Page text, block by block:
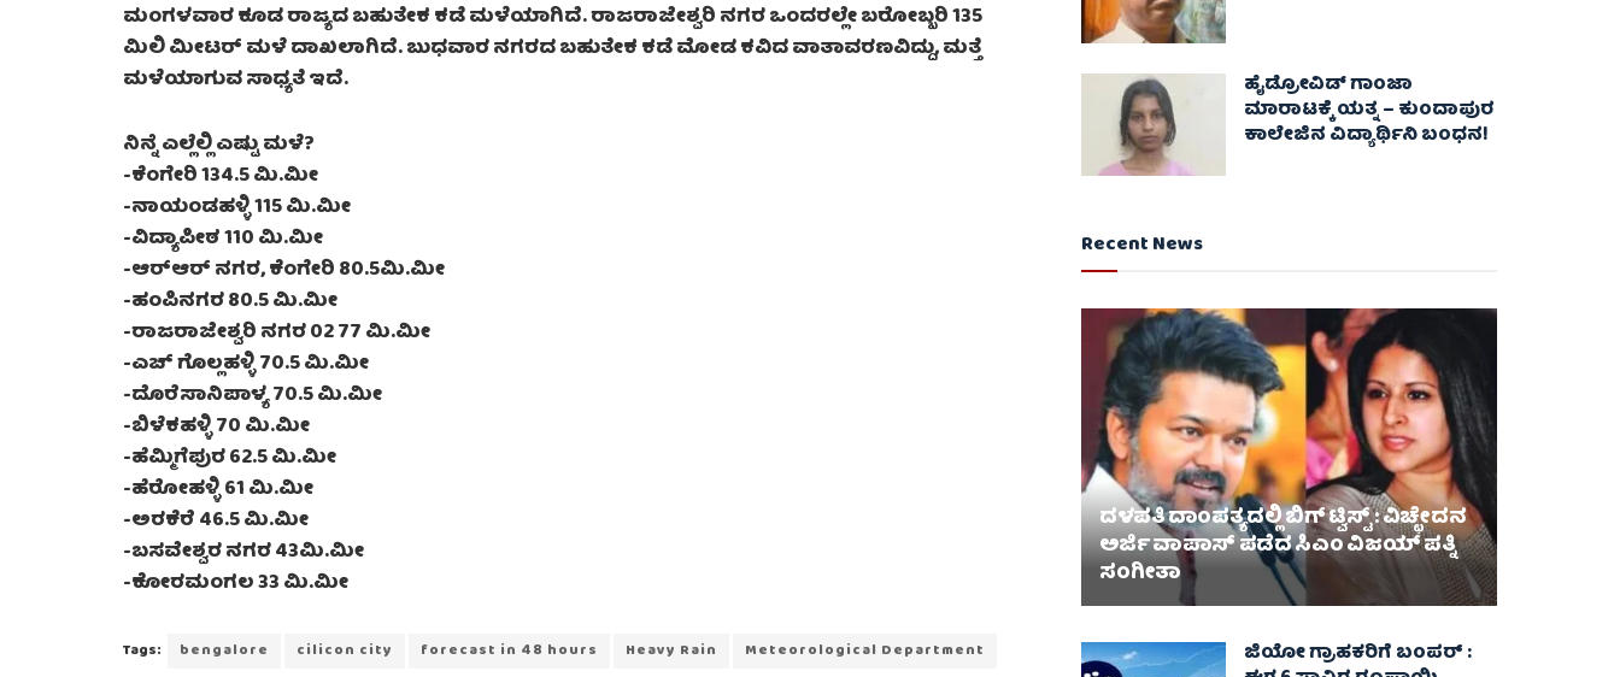
ಮಂಗಳವಾರ ಕೂಡ ರಾಜ್ಯದ ಬಹುತೇಕ ಕಡೆ ಮಳೆಯಾಗಿದೆ. ರಾಜರಾಜೇಶ್ವರಿ ನಗರ ಒಂದರಲ್ಲೇ ಬರೋಬ್ಬರಿ 135
ಮಿಲಿ ಮೀಟರ್ ಮಳೆ ದಾಖಲಾಗಿದೆ. ಬುಧವಾರ ನಗರದ ಬಹುತೇಕ ಕಡೆ ಮೋಡ ಕವಿದ ವಾತಾವರಣವಿದ್ದು, ಮತ್ತೆ
ಮಳೆಯಾಗುವ ಸಾಧ್ಯತೆ ಇದೆ.
ನಿನ್ನೆ ಎಲ್ಲೆಲ್ಲಿ ಎಷ್ಟು ಮಳೆ?
-ಕೆಂಗೇರಿ 134.5 ಮಿ.ಮೀ
-ನಾಯಂಡಹಳ್ಳಿ 115 ಮಿ.ಮೀ
-ವಿದ್ಯಾಪೀಠ 110 ಮಿ.ಮೀ
-ಆರ್‌ಆರ್‌ ನಗರ, ಕೆಂಗೇರಿ 80.5ಮಿ.ಮೀ
-ಹಂಪಿನಗರ 80.5 ಮಿ.ಮೀ
-ರಾಜರಾಜೇಶ್ವರಿ ನಗರ 02 77 ಮಿ.ಮೀ
-ಎಚ್‌ ಗೊಲ್ಲಹಳ್ಳಿ 70.5 ಮಿ.ಮೀ
-ದೊರೆಸಾನಿಪಾಳ್ಯ 70.5 ಮಿ.ಮೀ
-ಬಿಳೆಕಹಳ್ಳಿ 70 ಮಿ.ಮೀ
-ಹೆಮ್ಮಿಗೆಪುರ 62.5 ಮಿ.ಮೀ
-ಹೆರೋಹಳ್ಳಿ 61 ಮಿ.ಮೀ
-ಅರಕೆರೆ 46.5 ಮಿ.ಮೀ
-ಬಸವೇಶ್ವರ ನಗರ 43ಮಿ.ಮೀ
-ಕೋರಮಂಗಲ 33 ಮಿ.ಮೀ
Tags: bengalore cilicon city forecast in 48 hours Heavy Rain Meteorological Department
ಹೈಡ್ರೋವಿಡ್ ಗಾಂಜಾ
ಮಾರಾಟಕ್ಕೆ ಯತ್ನ – ಕುಂದಾಪುರ
ಕಾಲೇಜಿನ ವಿದ್ಯಾರ್ಥಿನಿ ಬಂಧನ!
Recent News
ದಳಪತಿ ದಾಂಪತ್ಯದಲ್ಲಿ ಬಿಗ್ ಟ್ವಿಸ್ಟ್ : ವಿಚ್ಛೇದನ
ಅರ್ಜಿ ವಾಪಾಸ್‌ ಪಡೆದ ಸಿಎಂ ವಿಜಯ್ ಪತ್ನಿ
ಸಂಗೀತಾ‌
ಜಿಯೋ ಗ್ರಾಹಕರಿಗೆ ಬಂಪರ್ :